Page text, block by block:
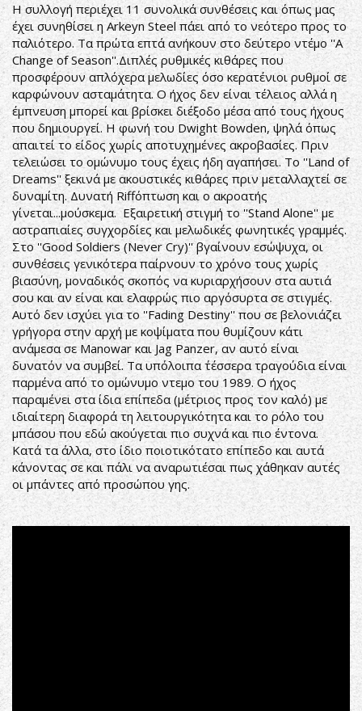
Η συλλογή περιέχει 11 συνολικά συνθέσεις και όπως μας
έχει συνηθίσει η Arkeyn Steel πάει από το νεότερο προς το
παλιότερο. Τα πρώτα επτά ανήκουν στο δεύτερο ντέμο ''A
Change of Season''.Διπλές ρυθμικές κιθάρες που
προσφέρουν απλόχερα μελωδίες όσο κερατένιοι ρυθμοί σε
καρφώνουν ασταμάτητα. Ο ήχος δεν είναι τέλειος αλλά η
έμπνευση μπορεί και βρίσκει διέξοδο μέσα από τους ήχους
που δημιουργεί. Η φωνή του Dwight Bowden, ψηλά όπως
απαιτεί το είδος χωρίς αποτυχημένες ακροβασίες. Πριν
τελειώσει το ομώνυμο τους έχεις ήδη αγαπήσει. Το ''Land of
Dreams'' ξεκινά με ακουστικές κιθάρες πριν μεταλλαχτεί σε
δυναμίτη. Δυνατή Riffόπτωση και ο ακροατής
γίνεται...μούσκεμα. Εξαιρετική στιγμή το ''Stand Alone'' με
αστραπιαίες συγχορδίες και μελωδικές φωνητικές γραμμές.
Στο ''Good Soldiers (Never Cry)'' βγαίνουν εσώψυχα, οι
συνθέσεις γενικότερα παίρνουν το χρόνο τους χωρίς
βιασύνη, μοναδικός σκοπός να κυριαρχήσουν στα αυτιά
σου και αν είναι και ελαφρώς πιο αργόσυρτα σε στιγμές.
Αυτό δεν ισχύει για το ''Fading Destiny'' που σε βελονιάζει
γρήγορα στην αρχή με κοψίματα που θυμίζουν κάτι
ανάμεσα σε Manowar και Jag Panzer, αν αυτό είναι
δυνατόν να συμβεί. Τα υπόλοιπα ΄τέσσερα τραγούδια είναι
παρμένα από το ομώνυμο ντεμο του 1989. Ο ήχος
παραμένει στα ίδια επίπεδα (μέτριος προς τον καλό) με
ιδιαίτερη διαφορά τη λειτουργικότητα και το ρόλο του
μπάσου που εδώ ακούγεται πιο συχνά και πιο έντονα.
Κατά τα άλλα, στο ίδιο ποιοτικότατο επίπεδο και αυτά
κάνοντας σε και πάλι να αναρωτιέσαι πως χάθηκαν αυτές
οι μπάντες από προσώπου γης.